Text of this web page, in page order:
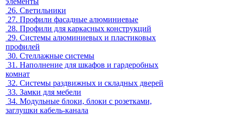
26. Светильники
27. Профили фасадные алюминиевые
28. Профили для каркасных конструкций
29. Системы алюминиевых и пластиковых
профилей
30. Стеллажные системы
31. Наполнение для шкафов и гардеробных
комнат
32. Системы раздвижных и складных дверей
33. Замки для мебели
34. Модульные блоки, блоки с розетками,
заглушки кабель-канала